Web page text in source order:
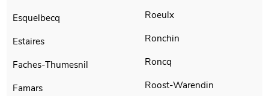
Esquelbecq
Estaires
Faches-Thumesnil
Famars
Roeulx
Ronchin
Roncq
Roost-Warendin